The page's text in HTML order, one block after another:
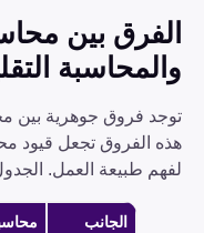
الفرق بين
والمحاسبة
توجد فروق جوهرية بين
لفهم طبيعة العمل.
الجانب